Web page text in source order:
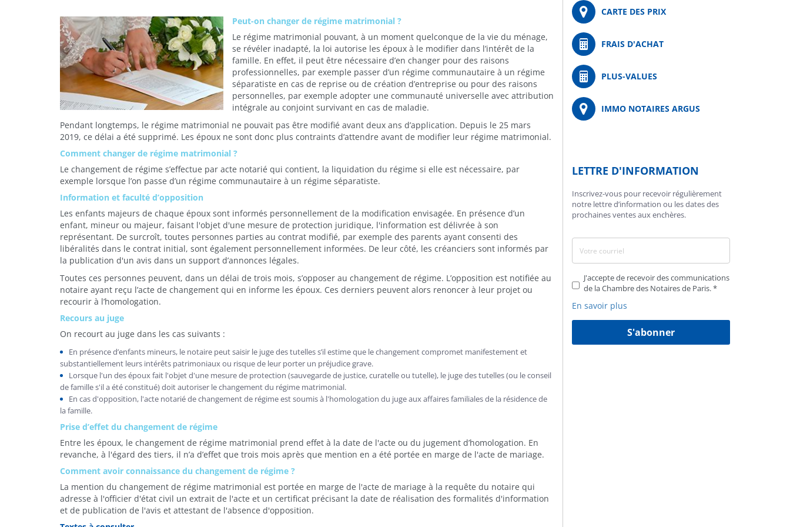
Peut-on changer de régime matrimonial ?
Le régime matrimonial pouvant, à un moment quelconque de la vie du ménage,
se révéler inadapté, la loi autorise les époux à le modifier dans l’intérêt de la
famille. En effet, il peut être nécessaire d’en changer pour des raisons
professionnelles, par exemple passer d’un régime communautaire à un régime
séparatiste en cas de reprise ou de création d’entreprise ou pour des raisons
personnelles, par exemple adopter une communauté universelle avec attribution
intégrale au conjoint survivant en cas de maladie.
Pendant longtemps, le régime matrimonial ne pouvait pas être modifié avant deux ans d’application. Depuis le 25 mars
2019, ce délai a été supprimé. Les époux ne sont donc plus contraints d’attendre avant de modifier leur régime matrimonial.
Comment changer de régime matrimonial ?
Le changement de régime s’effectue par acte notarié qui contient, la liquidation du régime si elle est nécessaire, par
exemple lorsque l’on passe d’un régime communautaire à un régime séparatiste.
Information et faculté d’opposition
Les enfants majeurs de chaque époux sont informés personnellement de la modification envisagée. En présence d’un
enfant, mineur ou majeur, faisant l'objet d'une mesure de protection juridique, l'information est délivrée à son
représentant. De surcroît, toutes personnes parties au contrat modifié, par exemple des parents ayant consenti des
libéralités dans le contrat initial, sont également personnellement informées. De leur côté, les créanciers sont informés par
la publication d'un avis dans un support d’annonces légales.
Toutes ces personnes peuvent, dans un délai de trois mois, s’opposer au changement de régime. L’opposition est notifiée au
notaire ayant reçu l’acte de changement qui en informe les époux. Ces derniers peuvent alors renoncer à leur projet ou
recourir à l’homologation.
Recours au juge
On recourt au juge dans les cas suivants :
En présence d’enfants mineurs, le notaire peut saisir le juge des tutelles s’il estime que le changement compromet manifestement et
substantiellement leurs intérêts patrimoniaux ou risque de leur porter un préjudice grave.
Lorsque l'un des époux fait l'objet d'une mesure de protection (sauvegarde de justice, curatelle ou tutelle), le juge des tutelles (ou le conseil
de famille s'il a été constitué) doit autoriser le changement du régime matrimonial.
En cas d'opposition, l'acte notarié de changement de régime est soumis à l'homologation du juge aux affaires familiales de la résidence de
la famille.
Prise d’effet du changement de régime
Entre les époux, le changement de régime matrimonial prend effet à la date de l'acte ou du jugement d’homologation. En
revanche, à l'égard des tiers, il n’a d’effet que trois mois après que mention en a été portée en marge de l'acte de mariage.
Comment avoir connaissance du changement de régime ?
La mention du changement de régime matrimonial est portée en marge de l'acte de mariage à la requête du notaire qui
adresse à l'officier d'état civil un extrait de l'acte et un certificat précisant la date de réalisation des formalités d'information
et de publication de l'avis et attestant de l'absence d'opposition.
CARTE DES PRIX
FRAIS D'ACHAT
PLUS-VALUES
IMMO NOTAIRES ARGUS
LETTRE D'INFORMATION
Inscrivez-vous pour recevoir régulièrement
notre lettre d’information ou les dates des
prochaines ventes aux enchères.
J'accepte de recevoir des communications
de la Chambre des Notaires de Paris.
En savoir plus
S'abonner